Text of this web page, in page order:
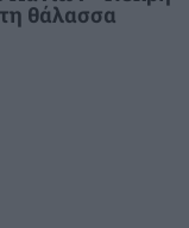
θάλασσα